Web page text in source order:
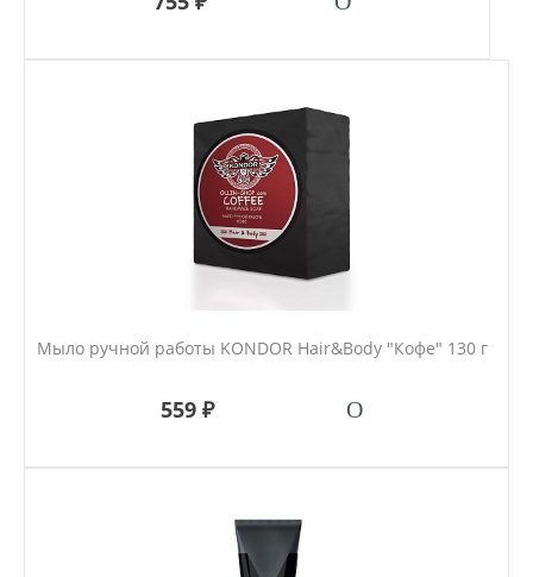
Мыло ручной работы KONDOR Hair&Body "Кофе" 130 г
559 ₽